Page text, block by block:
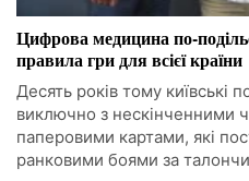
Цифрова медицина по-
правила гри для всієї країни
Десять років тому київські
виключно з нескінченними
паперовими картами, які
ранковими боями за